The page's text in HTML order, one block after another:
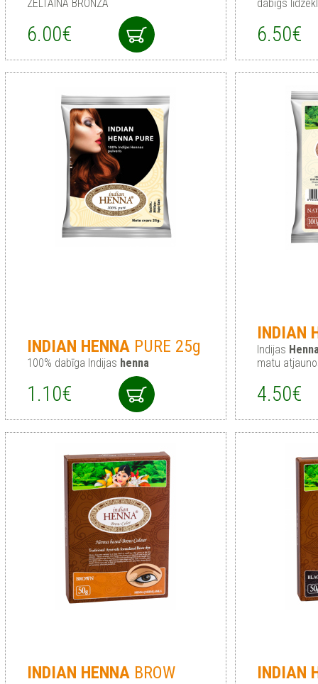
ZELTAINA BRONZA
6.00€
dabīgs
6.50€
INDIAN HENNAPURE 25g
100% dabīga Indijas henna
1.10€
INDIAN
Indijas
matu
4.50€
INDIAN HENNABROW
INDIAN